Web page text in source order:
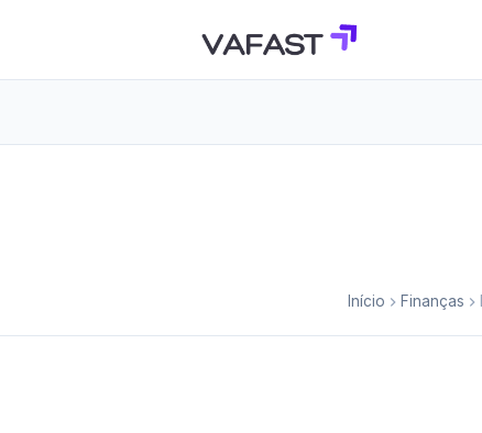
Início Finanças